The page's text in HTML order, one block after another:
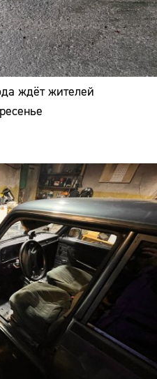
ждёт жителей